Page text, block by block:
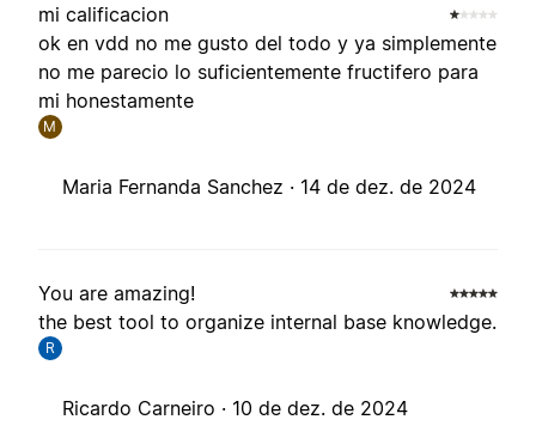
mi calificacion
ok en vdd no me gusto del todo y ya simplemente
no me parecio lo suficientemente fructifero para
mi honestamente
M
Maria Fernanda Sanchez · 14 de dez. de 2024
You are amazing!
the best tool to organize internal base knowledge.
R
Ricardo Carneiro · 10 de dez. de 2024